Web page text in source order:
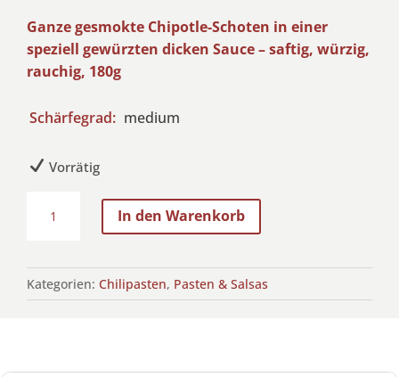
Ganze gesmokte Chipotle-Schoten in einer
speziell gewürzten dicken Sauce – saftig, würzig,
rauchig, 180g
Schärfegrad: medium
Vorrätig
Menge
In den Warenkorb
Kategorien: Chilipasten, Pasten & Salsas